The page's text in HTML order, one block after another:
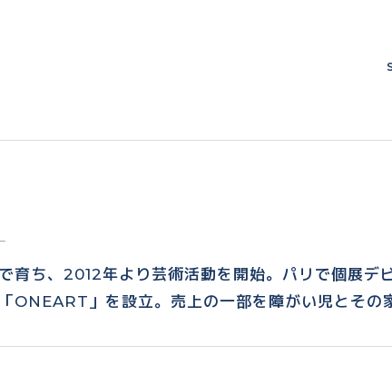
育ち、2012年より芸術活動を開始。パリで個展デ
ONEART」を設立。売上の一部を障がい児とその